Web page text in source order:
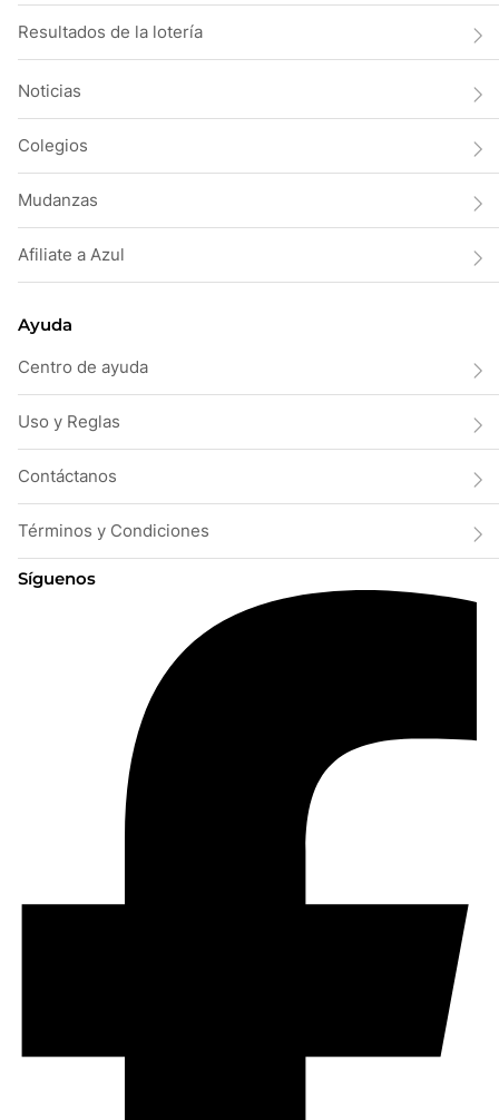
Resultados de la lotería
Noticias
Colegios
Mudanzas
Afiliate a Azul
Ayuda
Centro de ayuda
Uso y Reglas
Contáctanos
Términos y Condiciones
Síguenos